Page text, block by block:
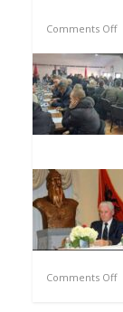
Comments Off
Comments Off